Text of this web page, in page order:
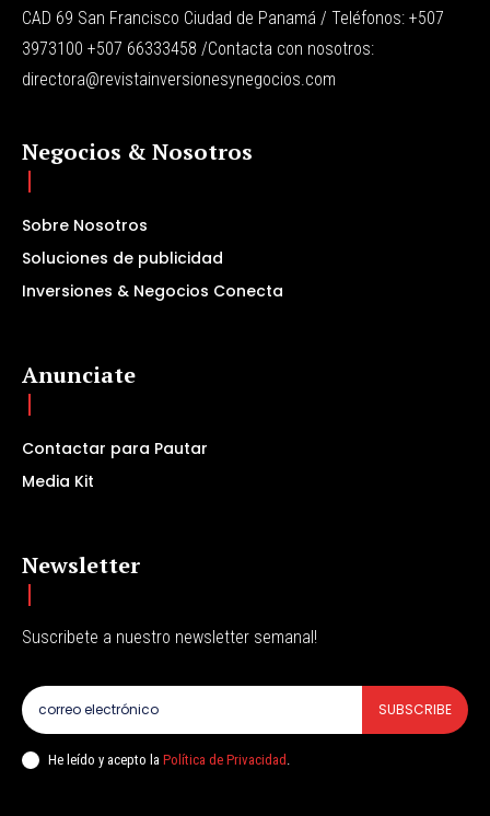
CAD 69 San Francisco Ciudad de Panamá / Teléfonos: +507
3973100 +507 66333458 /Contacta con nosotros:
directora@revistainversionesynegocios.com
Negocios & Nosotros
Sobre Nosotros
Soluciones de publicidad
Inversiones & Negocios Conecta
Anunciate
Contactar para Pautar
Media Kit
Newsletter
Suscribete a nuestro newsletter semanal!
SUBSCRIBE
He leído y acepto la Política de Privacidad